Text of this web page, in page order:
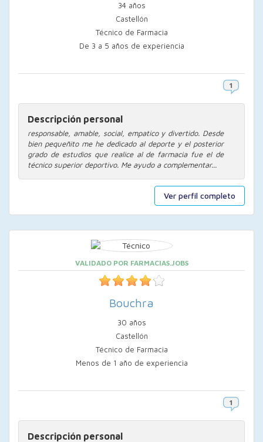
Ver perfil completo
34 años
Castellón
Técnico de Farmacia
De 3 a 5 años de experiencia
Descripción personal
responsable, amable, social, empatico y divertido. Desde
bien pequeñito me he dedicado al deporte y el posterior
grado de estudios que realice al de farmacia fue el de
técnico superior deportivo. Me ayudo a complementar...
VALIDADO POR FARMACIAS.JOBS
Bouchra
30 años
Castellón
Técnico de Farmacia
Menos de 1 año de experiencia
Descripción personal